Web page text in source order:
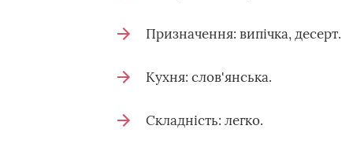
Призначення: випічка, десерт.
Кухня: слов'янська.
Складність: легко.